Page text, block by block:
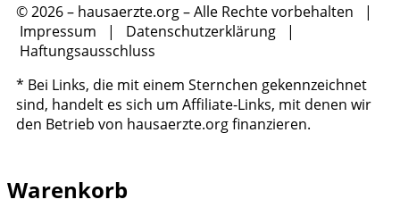
© 2026 – hausaerzte.org – Alle Rechte vorbehalten |
Impressum | Datenschutzerklärung |
Haftungsausschluss
* Bei Links, die mit einem Sternchen gekennzeichnet
sind, handelt es sich um Affiliate-Links, mit denen wir
den Betrieb von hausaerzte.org finanzieren.
Warenkorb